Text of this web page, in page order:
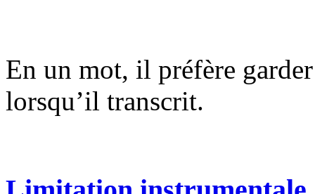
En un mot, il préfère
lorsqu’il transcrit.